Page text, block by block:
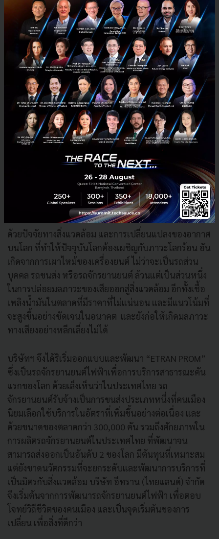
ทำความรู้จัก บริษัท อีทราน (ไทยแลนด์) กันให้มากขึ้น
อีทราน (ไทยแลนด์) Startup หน้าใหม่แห่งวงการยานยนต์
ไทย ผู้สร้างสรรค์ผลิตภัณฑ์และบริการเพื่อการขนส่ง
สาธารณะในทุกรูปแบบ ที่เป็นมิตรต่อสิ่งแวดล้อมโดยนำ
พลังงานไฟฟ้าและเทคโนโลยีต่าง ๆเข้ามาออกแบบเพื่อ
ใช้กับบริการด้านการขนส่งสาธารณะ โดยเริ่มต้นจากการ
พัฒนา “ETRAN PROM” รถจักรยานยนต์ไฟฟ้าเพื่อการ
บริการสาธารณะคันแรกของโลก เพื่อแก้ปัญหาด้านการ
บริหารจัดการพลังงานโดยรวม ภายใต้แนวความคิด
“Drive a better world”
ด้วยปัจจัยทางสิ่งแวดล้อม และการเปลี่ยนแปลงของอากาศ
บนโลก ที่ทำให้ปัจจุบันโลกต้องเผชิญกับภาวะโลกร้อน อัน
เกิดจากการเผาไหม้ของเครื่องยนต์ ไม่ว่าจะเป็นรถส่วน
บุคคล รถขนส่ง หรือรถจักรยานยนต์ ล้วนแต่เป็นส่วนหนึ่ง
ในการปล่อยมลภาวะของเสียออกสู่สิ่งแวดล้อม อีกทั้งเชื้อ
เพลิงน้ำมันในตลาดที่มีราคาที่ไม่แน่นอน และมีแนวโน้มที่
จะสูงขึ้นอย่างชัดเจนในอนาคต และยังก่อให้เกิดมลภาวะ
ทางเสียงอย่างหลีกเลี่ยงไม่ได้
บริษัทฯ จึงได้ริเริ่มออกแบบและพัฒนา “ETRAN PROM”
ซึ่งเป็นรถจักรยานยนต์ไฟฟ้าเพื่อการบริการสาธารณะคัน
แรกของโลก ด้วยเล็งเห็นว่าในประเทศไทย รถ
จักรยานยนต์รับจ้างเป็นการขนส่งประเภทหนึ่งที่คนเมือง
นิยมเลือกใช้บริการในอัตราที่เพิ่มขึ้นอย่างต่อเนื่อง และ
ด้วยขนาดของตลาดกว่า 300,000 คัน รวมถึงศักยภาพใน
การผลิตรถจักรยานยนต์ในประเทศไทย ที่พัฒนาจน
สามารถส่งออกเป็นอันดับ 2 ของโลก มีต้นทุนที่เหมาะสม
แต่ยังขาดนวัตกรรมที่จะยกระดับและพัฒนาการบริการที่
เป็นมิตรกับสิ่งแวดล้อม บริษัท อีทราน (ไทยแลนด์) จำกัด
จึงเริ่มต้นจากการพัฒนารถจักรยานยนต์ไฟฟ้า เพื่อตอบ
โจทย์วิถีชีวิตของคนเมือง และเป็นจุดเริ่มต้นของการ
เปลี่ยน เพื่อสิ่งที่ดีกว่า